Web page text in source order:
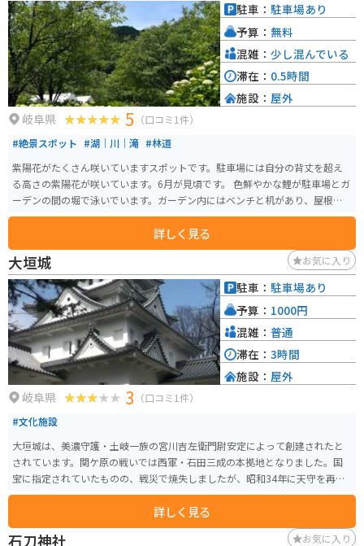
岐阜県 5 （口コミ1件）
#絶景スポット #湖｜川｜滝 #林道
紫陽花がたくさん咲いていますスポットです。駐車場には自分の背丈を超え
る高さの紫陽花が咲いています。6月が見頃です。 色鮮やかな鯉が駐車場とガ
ーデンの間の堀で泳いでいます。ガーデン内にはベンチと机があり、屋根付
きなので涼むことが出来ます。6月に楽しめるツーリングスポットです。
詳しく見る
駐車： 駐車場あり
予算： 無料
混雑： 少し混んでいる
滞在： 0.5時間
施設： 屋外
大垣城 お気に入り
岐阜県 3 （口コミ1件）
#文化施設
大垣城は、美濃守護・土岐一族の宮川吉左衛門尉安定によって創建されたと
されています。関ケ原の戦いでは西軍・石田三成の本拠地となりました。国
宝に指定されていたものの、戦災で焼失しましたが、昭和34年に天守を再建
し、大垣のシンボルとなりました。 現在の天守は1959年に外観復元され、関
ケ原の戦いについての資料館となっています。大垣城は堅城であり、かつて
の規模は現在の3倍以上で、10の櫓を持つ要塞として知られています。
詳しく見る
駐車： 駐車場あり
予算： 1000円
混雑： 普通
滞在： 3時間
施設： 屋外
石刀神社 お気に入り